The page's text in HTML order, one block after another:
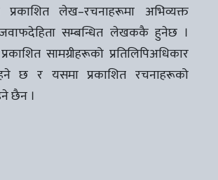
प्रकाशित लेख–रचनाहरूमा अभिव्यक्त
जवाफदेहिता सम्बन्धित लेखककै हुनेछ ।
सामग्रीहरूको प्रतिलिपिअधिकार
छ र यसमा प्रकाशित रचनाहरूको
छैन ।